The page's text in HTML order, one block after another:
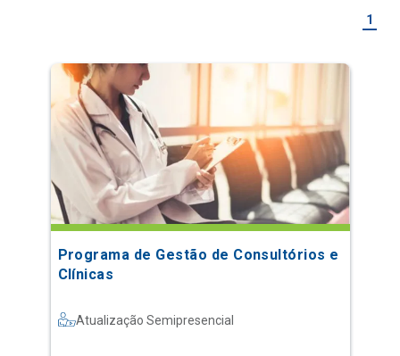
1
Programa de Gestão de Consultórios e
Clínicas
Atualização Semipresencial